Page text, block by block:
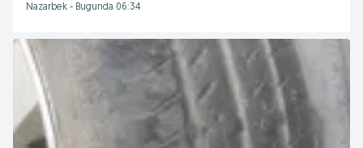
Nazarbek - Bugunda 06:34